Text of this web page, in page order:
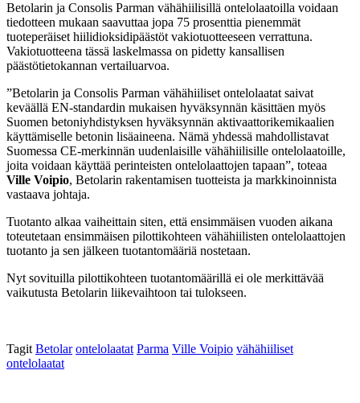
Betolarin ja Consolis Parman vähähiilisillä ontelolaatoilla voidaan
tiedotteen mukaan saavuttaa jopa 75 prosenttia pienemmät
tuoteperäiset hiilidioksidipäästöt vakiotuotteeseen verrattuna.
Vakiotuotteena tässä laskelmassa on pidetty kansallisen
päästötietokannan vertailuarvoa.
”Betolarin ja Consolis Parman vähähiiliset ontelolaatat saivat
keväällä EN-standardin mukaisen hyväksynnän käsittäen myös
Suomen betoniyhdistyksen hyväksynnän aktivaattorikemikaalien
käyttämiselle betonin lisäaineena. Nämä yhdessä mahdollistavat
Suomessa CE-merkinnän uudenlaisille vähähiilisille ontelolaatoille,
joita voidaan käyttää perinteisten ontelolaattojen tapaan”, toteaa
Ville Voipio, Betolarin rakentamisen tuotteista ja markkinoinnista
vastaava johtaja.
Tuotanto alkaa vaiheittain siten, että ensimmäisen vuoden aikana
toteutetaan ensimmäisen pilottikohteen vähähiilisten ontelolaattojen
tuotanto ja sen jälkeen tuotantomääriä nostetaan.
Nyt sovituilla pilottikohteen tuotantomäärillä ei ole merkittävää
vaikutusta Betolarin liikevaihtoon tai tulokseen.
TagitBetolar ontelolaatat Parma Ville Voipio vähähiiliset
ontelolaatat